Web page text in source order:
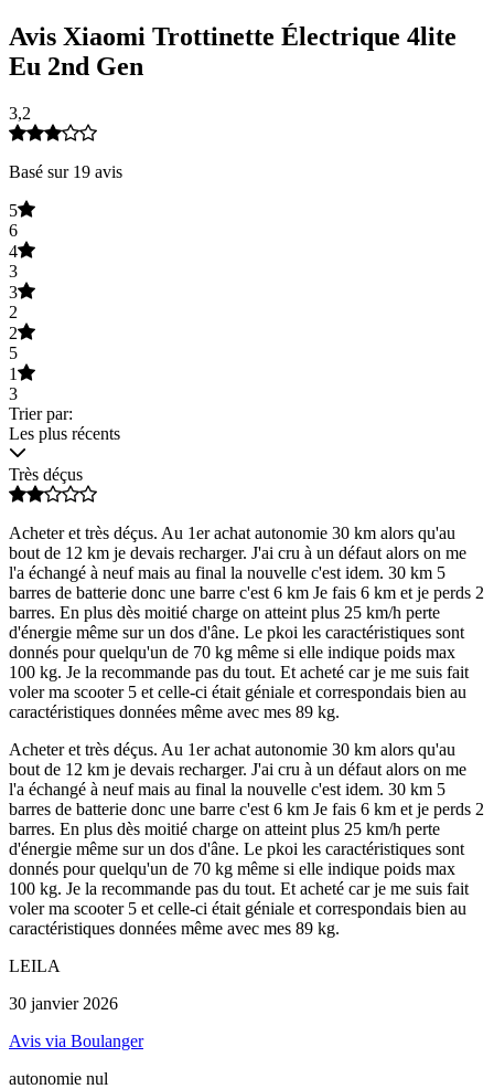
Avis Xiaomi Trottinette Électrique 4lite
Eu 2nd Gen
3,2
Basé sur 19 avis
5
6
4
3
3
2
2
5
1
3
Trier par:
Les plus récents
Très déçus
Acheter et très déçus. Au 1er achat autonomie 30 km alors qu'au
bout de 12 km je devais recharger. J'ai cru à un défaut alors on me
l'a échangé à neuf mais au final la nouvelle c'est idem. 30 km 5
barres de batterie donc une barre c'est 6 km Je fais 6 km et je perds 2
barres. En plus dès moitié charge on atteint plus 25 km/h perte
d'énergie même sur un dos d'âne. Le pkoi les caractéristiques sont
donnés pour quelqu'un de 70 kg même si elle indique poids max
100 kg. Je la recommande pas du tout. Et acheté car je me suis fait
voler ma scooter 5 et celle-ci était géniale et correspondais bien au
caractéristiques données même avec mes 89 kg.
Acheter et très déçus. Au 1er achat autonomie 30 km alors qu'au
bout de 12 km je devais recharger. J'ai cru à un défaut alors on me
l'a échangé à neuf mais au final la nouvelle c'est idem. 30 km 5
barres de batterie donc une barre c'est 6 km Je fais 6 km et je perds 2
barres. En plus dès moitié charge on atteint plus 25 km/h perte
d'énergie même sur un dos d'âne. Le pkoi les caractéristiques sont
donnés pour quelqu'un de 70 kg même si elle indique poids max
100 kg. Je la recommande pas du tout. Et acheté car je me suis fait
voler ma scooter 5 et celle-ci était géniale et correspondais bien au
caractéristiques données même avec mes 89 kg.
LEILA
30 janvier 2026
Avis via Boulanger
autonomie nul